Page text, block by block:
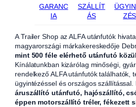
GARANC
IA
SZÁLLÍT
ÁS
ZÉS
A Trailer Shop az ALFA utánfutók
magyarországi márkakereskedője
mint 500 féle elérhető utánfutó
Kínálatunkban kizárólag minőségi,
rendelkező ALFA utánfutók találhatók,
ügyintézéssel és országos szállítással.
áruszállító utánfutó, hajószállító,
éppen motorszállító tréler, fékezett